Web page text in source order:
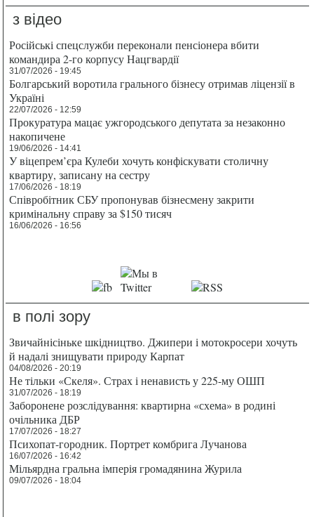
з відео
Російські спецслужби переконали пенсіонера вбити
командира 2-го корпусу Нацгвардії
31/07/2026 - 19:45
Болгарський воротила грального бізнесу отримав ліцензії в
Україні
22/07/2026 - 12:59
Прокуратура мацає ужгородського депутата за незаконно
накопичене
19/06/2026 - 14:41
У віцепрем’єра Кулеби хочуть конфіскувати столичну
квартиру, записану на сестру
17/06/2026 - 18:19
Співробітник СБУ пропонував бізнесмену закрити
кримінальну справу за $150 тисяч
16/06/2026 - 16:56
в полі зору
Звичайнісіньке шкідництво. Джипери і мотокросери хочуть
й надалі знищувати природу Карпат
04/08/2026 - 20:19
Не тільки «Скеля». Страх і ненависть у 225-му ОШП
31/07/2026 - 18:19
Заборонене розслідування: квартирна «схема» в родині
очільника ДБР
17/07/2026 - 18:27
Психопат-городник. Портрет комбрига Лучанова
16/07/2026 - 16:42
Мільярдна гральна імперія громадянина Журила
09/07/2026 - 18:04